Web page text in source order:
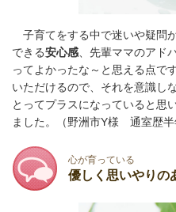
子育てをする中で迷いや疑問
できる安心感 、先輩ママのアド
ってよかったな～と思える点です
いただけるので、それを意識し
とってプラスになっていると思い
ました。
（野洲市Y様 通室歴半
心が育っている
優しく思いやりの